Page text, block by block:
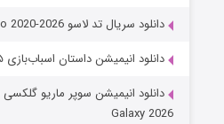
دانلود سریال تد لاسو Ted Lasso 2020-2026
دانلود انیمیشن داستان اسباب‌بازی ۵ Toy Story 5 (2026)
Galaxy 2026